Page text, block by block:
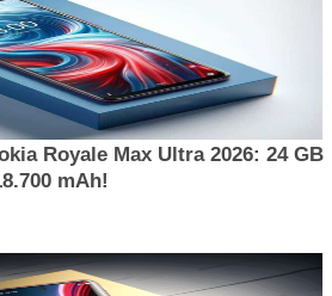
Royale Max Ultra 2026: 24 GB
mAh!